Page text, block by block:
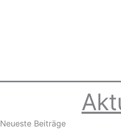
Neueste Beiträge